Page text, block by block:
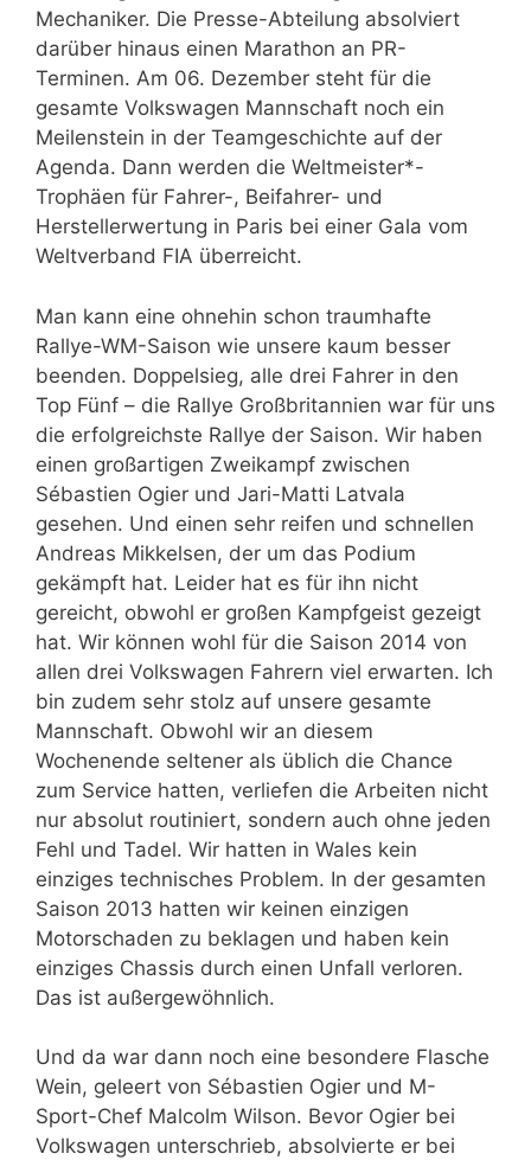
Mechaniker. Die Presse-Abteilung absolviert
darüber hinaus einen Marathon an PR-
Terminen. Am 06. Dezember steht für die
gesamte Volkswagen Mannschaft noch ein
Meilenstein in der Teamgeschichte auf der
Agenda. Dann werden die Weltmeister*-
Trophäen für Fahrer-, Beifahrer- und
Herstellerwertung in Paris bei einer Gala vom
Weltverband FIA überreicht.
Man kann eine ohnehin schon traumhafte
Rallye-WM-Saison wie unsere kaum besser
beenden. Doppelsieg, alle drei Fahrer in den
Top Fünf – die Rallye Großbritannien war für uns
die erfolgreichste Rallye der Saison. Wir haben
einen großartigen Zweikampf zwischen
Sébastien Ogier und Jari-Matti Latvala
gesehen. Und einen sehr reifen und schnellen
Andreas Mikkelsen, der um das Podium
gekämpft hat. Leider hat es für ihn nicht
gereicht, obwohl er großen Kampfgeist gezeigt
hat. Wir können wohl für die Saison 2014 von
allen drei Volkswagen Fahrern viel erwarten. Ich
bin zudem sehr stolz auf unsere gesamte
Mannschaft. Obwohl wir an diesem
Wochenende seltener als üblich die Chance
zum Service hatten, verliefen die Arbeiten nicht
nur absolut routiniert, sondern auch ohne jeden
Fehl und Tadel. Wir hatten in Wales kein
einziges technisches Problem. In der gesamten
Saison 2013 hatten wir keinen einzigen
Motorschaden zu beklagen und haben kein
einziges Chassis durch einen Unfall verloren.
Das ist außergewöhnlich.
Und da war dann noch eine besondere Flasche
Wein, geleert von Sébastien Ogier und M-
Sport-Chef Malcolm Wilson. Bevor Ogier bei
Volkswagen unterschrieb, absolvierte er bei